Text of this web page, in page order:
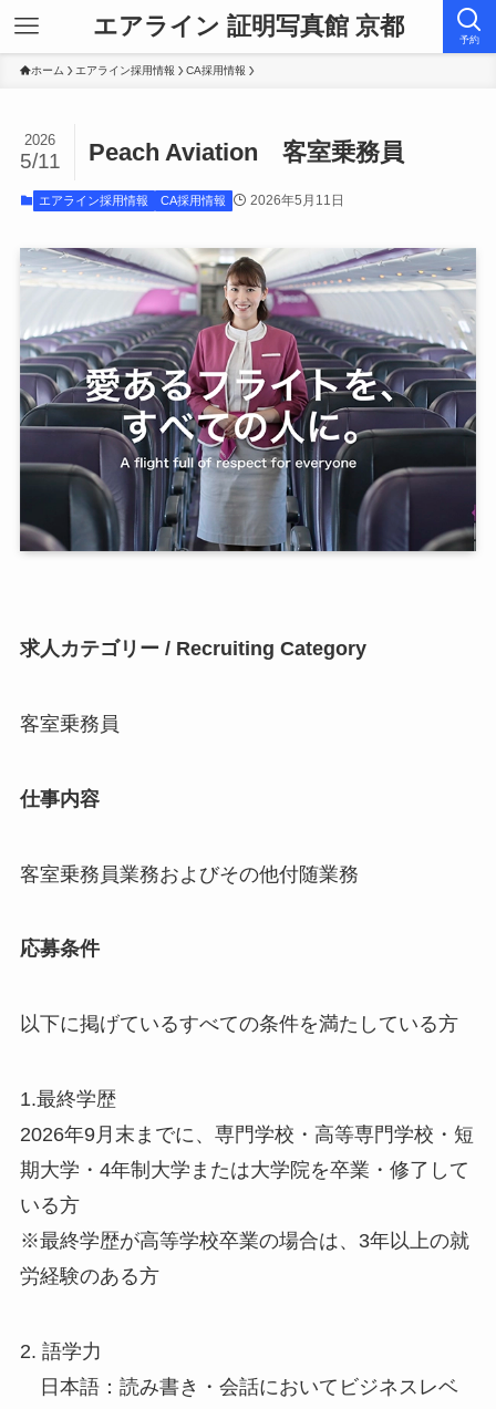
エアライン 証明写真館 京都 予約
ホーム エアライン採用情報 CA採用情報
Peach Aviation 客室乗務員
2026
5/11
エアライン採用情報 CA採用情報 2026年5月11日
求人カテゴリー / Recruiting Category
客室乗務員
仕事内容
客室乗務員業務およびその他付随業務
応募条件
以下に掲げているすべての条件を満たしている方
1.最終学歴
2026年9月末までに、専門学校・高等専門学校・短
期大学・4年制大学または大学院を卒業・修了して
いる方
※最終学歴が高等学校卒業の場合は、3年以上の就
労経験のある方
2. 語学力
日本語：読み書き・会話においてビジネスレベ